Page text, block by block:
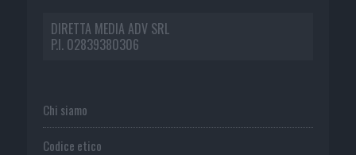
DIRETTA MEDIA ADV SRL
P.I. 02839380306
Chi siamo
Codice etico